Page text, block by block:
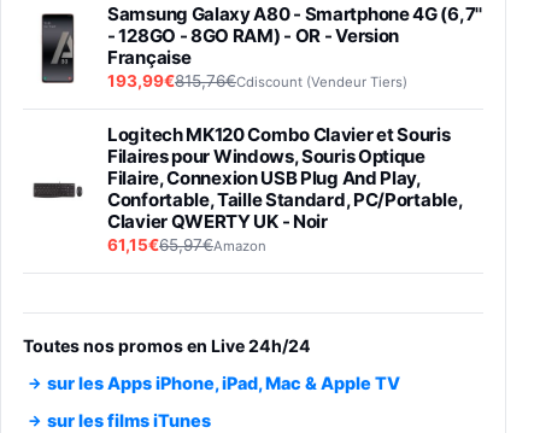
Samsung Galaxy A80 - Smartphone 4G (6,7''
- 128GO - 8GO RAM) - OR - Version
Française
193,99€815,76€Cdiscount (Vendeur Tiers)
Logitech MK120 Combo Clavier et Souris
Filaires pour Windows, Souris Optique
Filaire, Connexion USB Plug And Play,
Confortable, Taille Standard, PC/Portable,
Clavier QWERTY UK - Noir
61,15€65,97€Amazon
entraénement direct 3 vitesses (33-45-78
trs/min) avec pre-ampli intégré et port USB
Smartphone SAMSUNG Galaxy S26 Ultra
Toutes nos promos en Live 24h/24
sur les Apps iPhone, iPad, Mac & Apple TV
sur les films iTunes